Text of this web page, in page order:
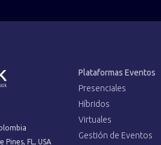
Pines, FL, USA
Plataformas Eventos
Presenciales
Híbridos
Virtuales
Gestión de Eventos